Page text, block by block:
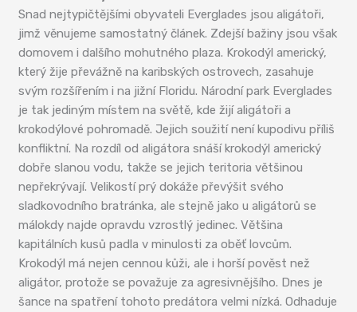
Snad nejtypičtějšími obyvateli Everglades jsou aligátoři,
jimž věnujeme samostatný článek. Zdejší bažiny jsou však
domovem i dalšího mohutného plaza. Krokodýl americký,
který žije převážně na karibských ostrovech, zasahuje
svým rozšířením i na jižní Floridu. Národní park Everglades
je tak jediným místem na světě, kde žijí aligátoři a
krokodýlové pohromadě. Jejich soužití není kupodivu příliš
konfliktní. Na rozdíl od aligátora snáší krokodýl americký
dobře slanou vodu, takže se jejich teritoria většinou
nepřekrývají. Velikostí prý dokáže převýšit svého
sladkovodního bratránka, ale stejně jako u aligátorů se
málokdy najde opravdu vzrostlý jedinec. Většina
kapitálních kusů padla v minulosti za oběť lovcům.
Krokodýl má nejen cennou kůži, ale i horší pověst než
aligátor, protože se považuje za agresivnějšího. Dnes je
šance na spatření tohoto predátora velmi nízká. Odhaduje